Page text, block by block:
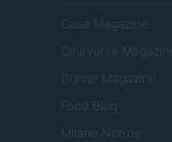
Casa Magazine
Cineverse Magazine
Donne Magazine
Food Blog
Milano Notizie